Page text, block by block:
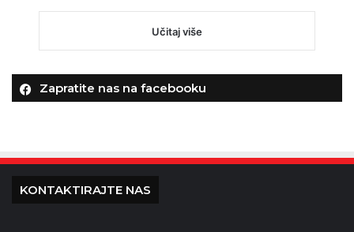
Učitaj više
Zapratite nas na facebooku
KONTAKTIRAJTE NAS